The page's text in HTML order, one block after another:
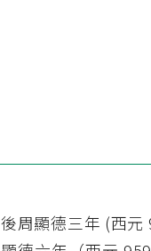
後周顯德三年 (西元